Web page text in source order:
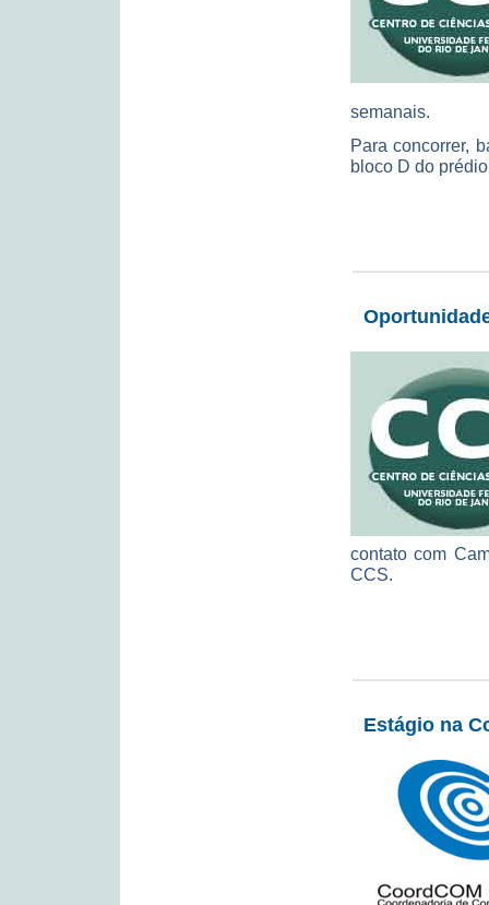
semanais.
Para concorrer,
bloco D do
contato com
CCS.
Estágio na